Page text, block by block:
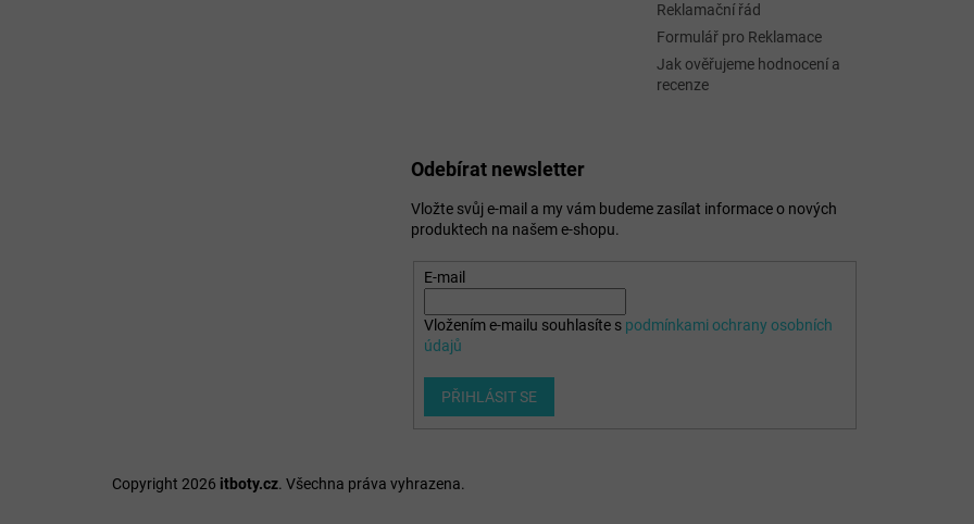
Reklamační řád
Formulář pro Reklamace
Jak ověřujeme hodnocení a
recenze
Odebírat newsletter
Vložte svůj e-mail a my vám budeme zasílat informace o nových
produktech na našem e-shopu.
E-mail
Vložením e-mailu souhlasíte s podmínkami ochrany osobních
údajů
PŘIHLÁSIT SE
Copyright 2026 itboty.cz. Všechna práva vyhrazena.